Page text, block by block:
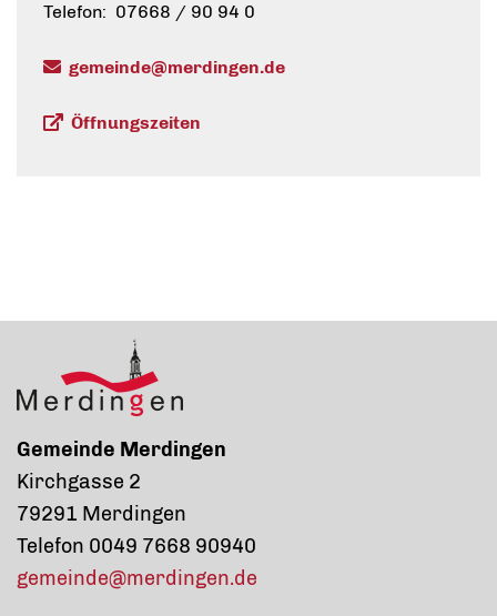
Telefon: 07668 / 90 94 0
gemeinde@merdingen.de
Öffnungszeiten
Gemeinde Merdingen
Kirchgasse 2
79291 Merdingen
Telefon 0049 7668 90940
gemeinde@merdingen.de